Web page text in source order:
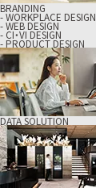
BRANDING
- WORKPLACE DESIGN
- WEB DESIGN
- CI・VI DESIGN
- PRODUCT DESIGN
DATA SOLUTION